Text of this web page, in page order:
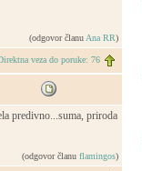
(odgovor članu Ana RR)
veza do poruke: 76
predivno...suma, priroda
(odgovor članu flamingos)